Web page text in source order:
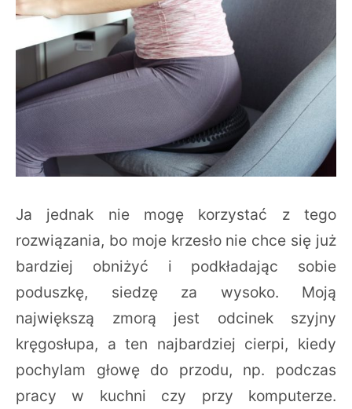
Ja jednak nie mogę korzystać z tego
rozwiązania, bo moje krzesło nie chce się już
bardziej obniżyć i podkładając sobie
poduszkę, siedzę za wysoko. Moją
największą zmorą jest odcinek szyjny
kręgosłupa, a ten najbardziej cierpi, kiedy
pochylam głowę do przodu, np. podczas
pracy w kuchni czy przy komputerze.